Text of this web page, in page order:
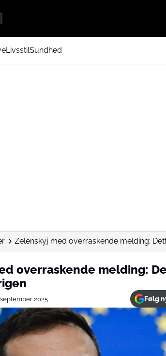
LivsstilSundhed
Zelenskyj med overraskende melding:
overraskende melding:
september 2025 Følg